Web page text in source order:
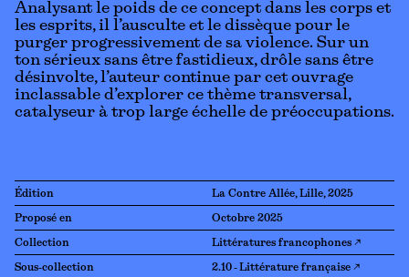
Analysant le poids de ce concept dans les corps et
les esprits, il l’ausculte et le dissèque pour le
purger progressivement de sa violence. Sur un
ton sérieux sans être fastidieux, drôle sans être
désinvolte, l’auteur continue par cet ouvrage
inclassable d’explorer ce thème transversal,
catalyseur à trop large échelle de préoccupations.
Édition La Contre Allée, Lille, 2025
Proposé en Octobre 2025
Collection Littératures francophones ↗
Sous-collection 2.10 - Littérature française ↗